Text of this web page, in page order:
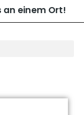
an einem Ort!